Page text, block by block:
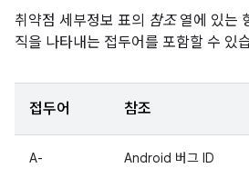
취약점 세부정보 표의 참조열에 있는
직을 나타내는 접두어를 포함할 수 있
접두어 참조
A- Android 버그 ID